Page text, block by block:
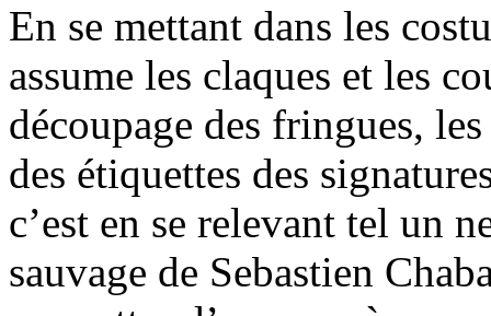
En se mettant dans les
assume les claques et les
découpage des fringues,
des étiquettes des
c’est en se relevant tel un
sauvage de Sebastien